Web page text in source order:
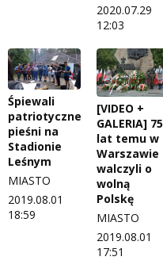
2020.07.29
12:03
Śpiewali
patriotyczne
pieśni na
Stadionie
Leśnym
MIASTO
2019.08.01
18:59
[VIDEO +
GALERIA] 75
lat temu w
Warszawie
walczyli o
wolną
Polskę
MIASTO
2019.08.01
17:51